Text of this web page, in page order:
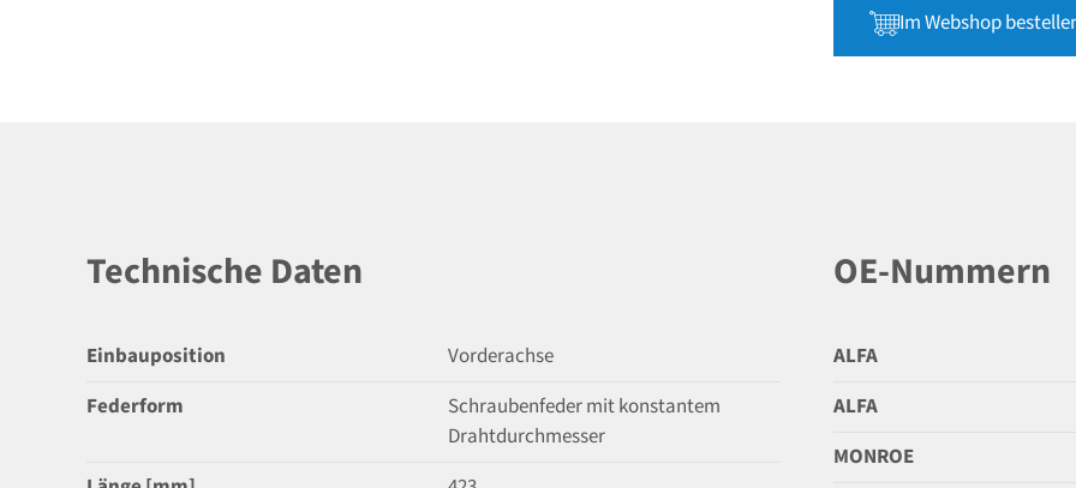
Im Webshop
Technische Daten
Einbauposition
Vorderachse
Federform
Schraubenfeder mit konstantem
Drahtdurchmesser
OE-Nummern
ALFA
ALFA
MONROE